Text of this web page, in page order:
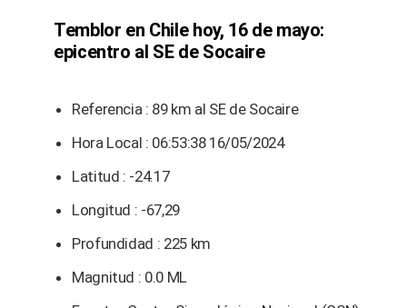
Temblor en Chile hoy, 16 de mayo:
epicentro al SE de Socaire
Referencia : 89 km al SE de Socaire
Hora Local : 06:53:38 16/05/2024
Latitud : -24.17
Longitud : -67,29
Profundidad : 225 km
Magnitud : 0.0 ML